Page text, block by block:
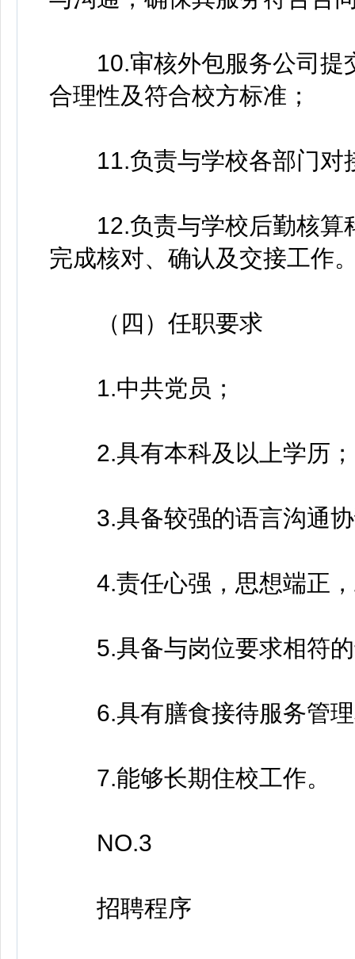
10.审核外包服务公司提
合理性及符合校方标准；
11.负责与学校各部门对
12.负责与学校后勤核算
完成核对、确认及交接工作
（四）任职要求
1.中共党员；
2.具有本科及以上学历；
3.具备较强的语言沟通协
4.责任心强，思想端正，
5.具备与岗位要求相符的
6.具有膳食接待服务管理
7.能够长期住校工作。
NO.3
招聘程序